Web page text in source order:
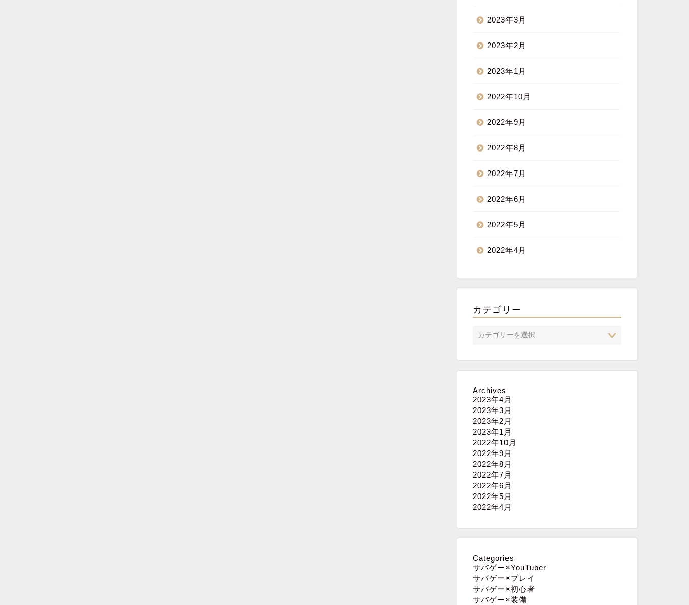
2023年3月
2023年2月
2023年1月
2022年10月
2022年9月
2022年8月
2022年7月
2022年6月
2022年5月
2022年4月
カテゴリー
Archives
2023年4月
2023年3月
2023年2月
2023年1月
2022年10月
2022年9月
2022年8月
2022年7月
2022年6月
2022年5月
2022年4月
Categories
サバゲー×YouTuber
サバゲー×プレイ
サバゲー×初心者
サバゲー×装備